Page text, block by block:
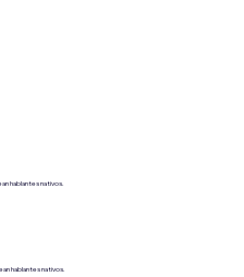
hablantes nativos.
hablantes nativos.